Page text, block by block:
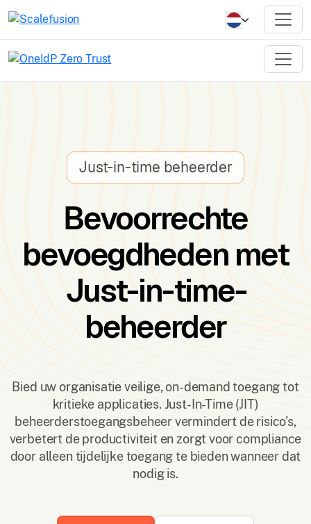
Just-in-time beheerder
Bevoorrechte
bevoegdheden met
Just-in-time-
beheerder
Bied uw organisatie veilige, on-demand toegang tot
kritieke applicaties. Just-In-Time (JIT)
beheerderstoegangsbeheer vermindert de risico's,
verbetert de productiviteit en zorgt voor compliance
door alleen tijdelijke toegang te bieden wanneer dat
nodig is.